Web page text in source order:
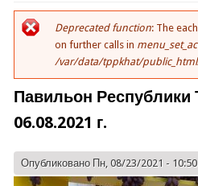
Error message
Deprecated function: The
on further calls in
/var/data/tppkhat/
Павильон Республики
06.08.2021 г.
Опубликовано Пн, 08/23/2021 - 10:50